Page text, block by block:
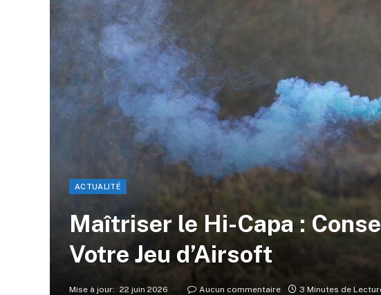
ACTUALITÉ
Maîtriser le Hi-Capa :
Votre Jeu d’Airsoft
Mise à jour: 22 juin 2026 Aucun commentaire 3 Minutes de